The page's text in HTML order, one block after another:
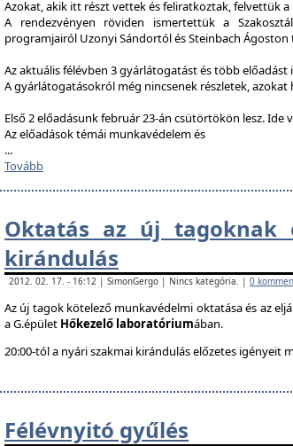
Azokat, akik itt részt vettek és feliratkoztak, felvettük a
A rendezvényen röviden ismertettük a
programjairól Uzonyi Sándortól és Steinbach
Az aktuális félévben 3 gyárlátogatást és több előadást
A gyárlátogatásokról még nincsenek részletek,
Első 2 előadásunk február 23-án csütörtökön lesz.
Az előadások témái munkavédelem és
...
Tovább
Oktatás az új tagoknak
kirándulás
2012. 02. 17. - 16:12 | SimonGergo | Nincs kategória. | 0
Az új tagok kötelező munkavédelmi oktatása és az
a G.épület Hőkezelő laboratóriumában.
20:00-tól a nyári szakmai kirándulás előzetes igényeit
Félévnyitó gyűlés